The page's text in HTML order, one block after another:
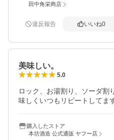
田中角栄商店
違反報告 いいね0
美味しい。
5.0
ロック、お湯割り、ソーダ割
味しくいつもリピートしてま
購入したストア
本坊酒造 公式通販 ヤフー店